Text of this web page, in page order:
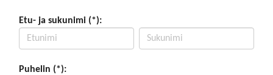
Etu- ja sukunimi (*):
Puhelin (*):